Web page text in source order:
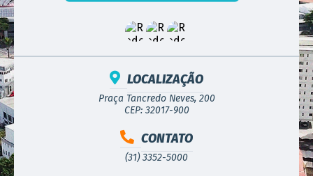
LOCALIZAÇÃO
Praça Tancredo Neves, 200
CEP: 32017-900
CONTATO
(31) 3352-5000